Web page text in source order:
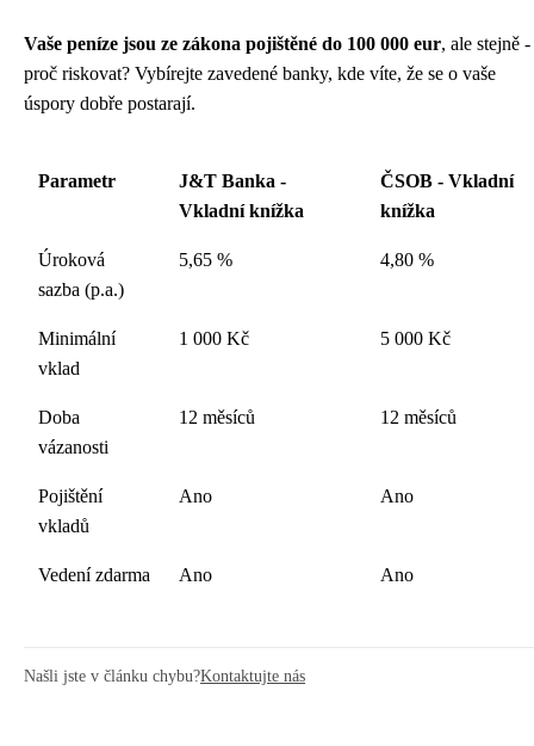
Vaše peníze jsou ze zákona pojištěné do 100 000 eur, ale stejně -
proč riskovat? Vybírejte zavedené banky, kde víte, že se o vaše
úspory dobře postarají.
Parametr
J&T Banka -
Vkladní knížka
ČSOB - Vkladní
knížka
Úroková
sazba (p.a.)
5,65 % 4,80 %
Minimální
vklad
1 000 Kč 5 000 Kč
Doba
vázanosti
12 měsíců 12 měsíců
Pojištění
vkladů
Ano Ano
Vedení zdarma Ano Ano
Našli jste v článku chybu?Kontaktujte nás